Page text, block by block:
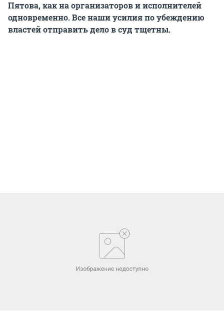
Пятова, как на организаторов и исполнителей
одновременно. Все наши усилия по убеждению
властей отправить дело в суд тщетны.